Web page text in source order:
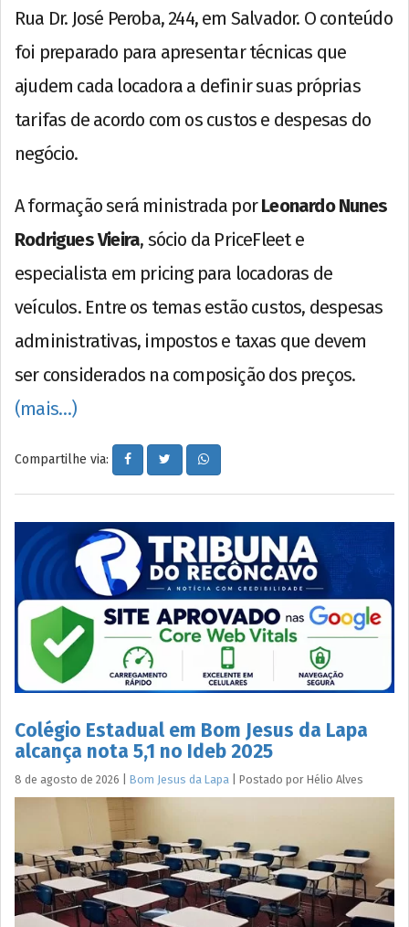
Rua Dr. José Peroba, 244, em Salvador. O conteúdo
foi preparado para apresentar técnicas que
ajudem cada locadora a definir suas próprias
tarifas de acordo com os custos e despesas do
negócio.
A formação será ministrada porLeonardo Nunes
Rodrigues Vieira, sócio da PriceFleet e
especialista em pricing para locadoras de
veículos. Entre os temas estão custos, despesas
administrativas, impostos e taxas que devem
ser considerados na composição dos preços.
(mais…)
Compartilhe via:
Colégio Estadual em Bom Jesus da Lapa
alcança nota 5,1 no Ideb 2025
8 de agosto de 2026 Bom Jesus da Lapa Postado por Hélio Alves